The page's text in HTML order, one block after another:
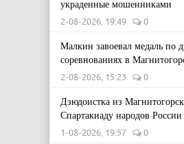
украденные мошенниками
2-08-2026, 19:49 0
Малкин завоевал медаль по
соревнованиях в
2-08-2026, 15:23 0
Дзюдоистка из
Спартакиаду народов России
1-08-2026, 19:57 0